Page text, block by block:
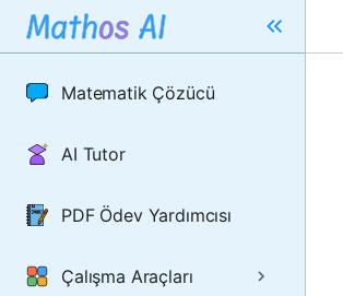
Matematik Çözücü
AI Tutor
PDF Ödev Yardımcısı
Çalışma Araçları